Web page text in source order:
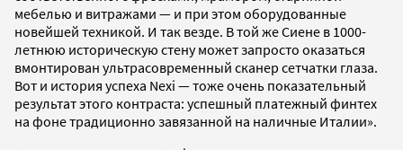
мебелью и витражами — и при этом оборудованные
новейшей техникой. И так везде. В той же Сиене в 1000-
летнюю историческую стену может запросто оказаться
вмонтирован ультрасовременный сканер сетчатки глаза.
Вот и история успеха Nexi — тоже очень показательный
результат этого контраста: успешный платежный финтех
на фоне традиционно завязанной на наличные Италии».